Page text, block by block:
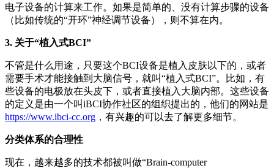
电子设备的计算来工作。如果是简单的、没有计算步骤的设备
（比如传统的“开环”神经调节设备），则不算在内。
3. 关于“植入式BCI”
不管是什么用途，只要这个BCI设备是植入皮肤以下的，或者
需要手术才能接触到大脑信号，就叫“植入式BCI”。比如，有
些设备的电极放在头皮下，或者直接植入大脑内部。这些设备
的定义是由一个叫iBCI协作社区的组织提出的，他们的网站是
https://www.ibci-cc.org ，有兴趣的可以去了解更多细节。
分类体系的合理性
现在，越来越多的技术都被叫做“Brain-computer